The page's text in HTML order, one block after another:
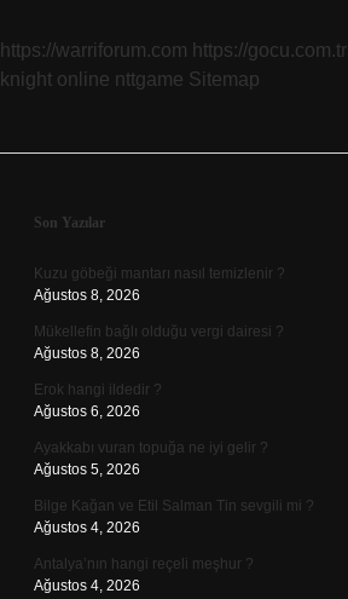
https://warriforum.com https://gocu.com.tr
knight online nttgame Sitemap
Sidebar
Son Yazılar
Kuzu göbeği mantarı nasıl temizlenir ?
Ağustos 8, 2026
Mükellefin bağlı olduğu vergi dairesi ?
Ağustos 8, 2026
Erok hangi ildedir ?
Ağustos 6, 2026
Ayakkabı vuran topuğa ne iyi gelir ?
Ağustos 5, 2026
Bilge Kağan ve Etil Salman Tin sevgili mi ?
Ağustos 4, 2026
Antalya’nın hangi reçeli meşhur ?
Ağustos 4, 2026